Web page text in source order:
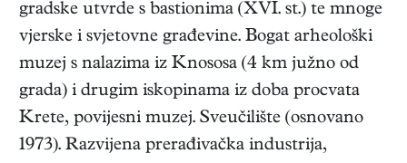
gradske utvrde s bastionima (XVI. st.) te mnoge
vjerske i svjetovne građevine. Bogat arheološki
muzej s nalazima iz Knososa (4 km južno od
grada) i drugim iskopinama iz doba procvata
Krete, povijesni muzej. Sveučilište (osnovano
1973). Razvijena prerađivačka industrija,